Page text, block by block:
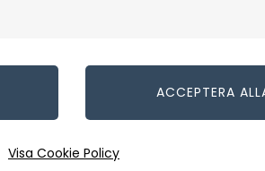
Visa Cookie Policy
egg
Lär
på en